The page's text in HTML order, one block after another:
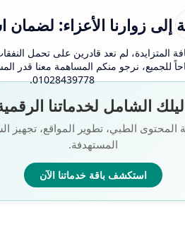
إلى زوارنا الأعزاء: لضمان
لم نعد قادرين على تحمل
للجميع، نرجو منكم المساهمة معنا
01028439778.
الشامل لخدماتنا
الطبي، تطوير المواقع، تجهيز
المستهدفة.
استكشف باقة خدماتنا الآن